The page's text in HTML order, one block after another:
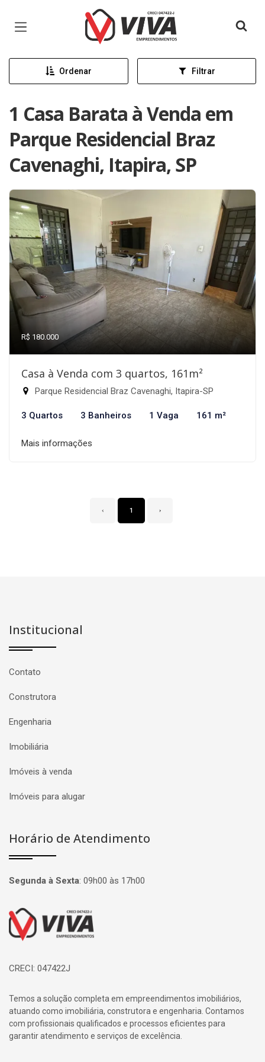
Página inicial
Ordenar Filtrar
1 Casa Barata à Venda em
Parque Residencial Braz
Cavenaghi, Itapira, SP
R$ 180.000
Casa à Venda com 3 quartos, 161m²
Parque Residencial Braz Cavenaghi, Itapira-SP
3 Quartos 3 Banheiros 1 Vaga 161 m²
Mais informações
‹ 1 ›
Institucional
Contato
Construtora
Engenharia
Imobiliária
Imóveis à venda
Imóveis para alugar
Horário de Atendimento
Segunda à Sexta: 09h00 às 17h00
Página inicial
CRECI: 047422J
Temos a solução completa em empreendimentos imobiliários,
atuando como imobiliária, construtora e engenharia. Contamos
com profissionais qualificados e processos eficientes para
garantir atendimento e serviços de excelência.